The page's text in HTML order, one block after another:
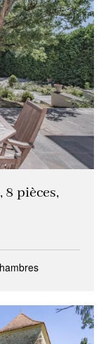
8 pièces,